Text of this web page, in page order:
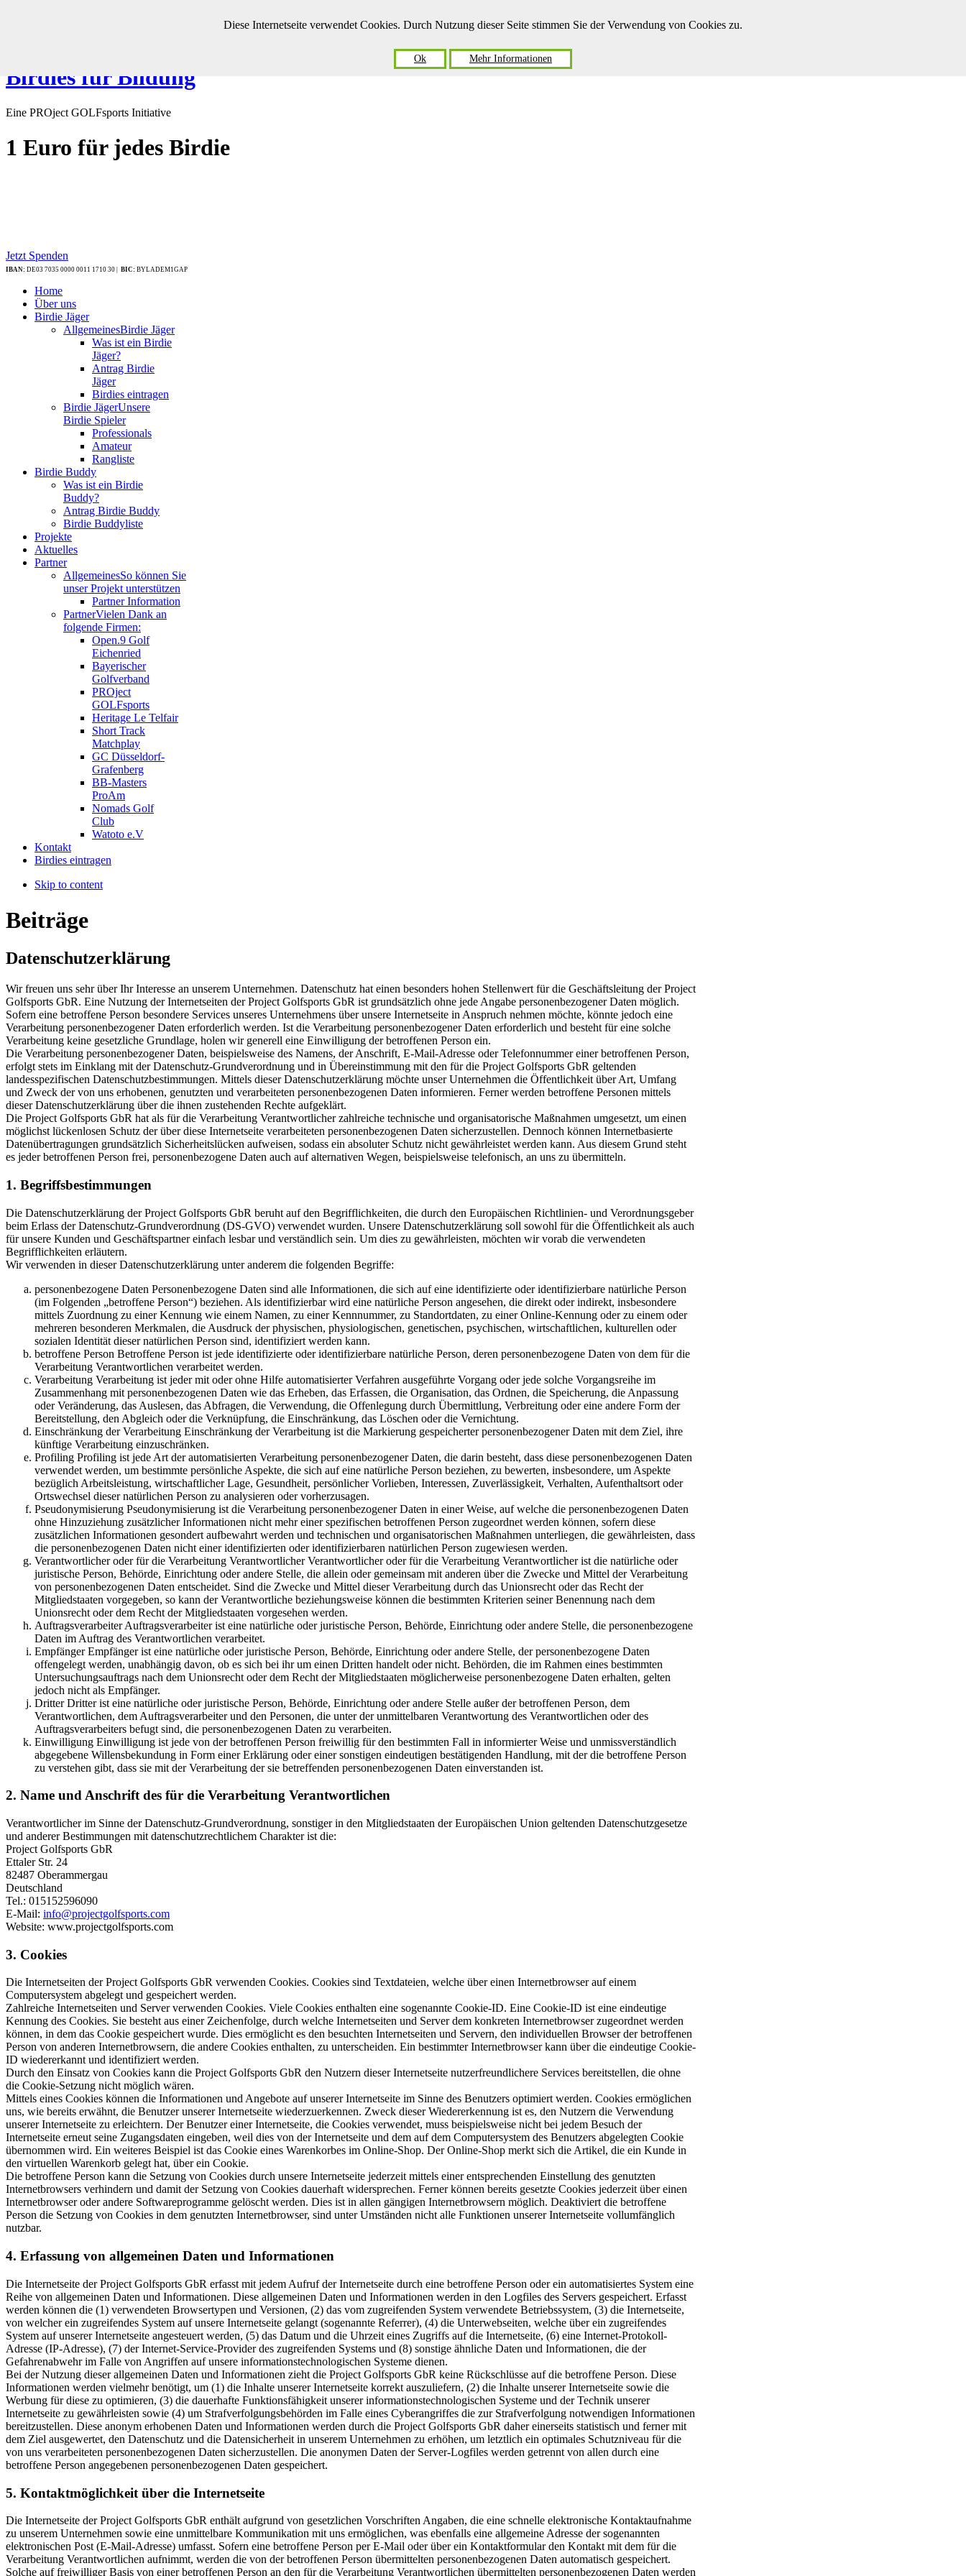
Birdies für Bildung
Eine PROject GOLFsports Initiative
1 Euro für jedes Birdie
Jetzt Spenden
IBAN: DE03 7035 0000 0011 1710 30 | BIC: BYLADEM1GAP
Home
Über uns
Birdie Jäger
AllgemeinesBirdie Jäger
Was ist ein Birdie
Jäger?
Antrag Birdie
Jäger
Birdies eintragen
Birdie JägerUnsere
Birdie Spieler
Professionals
Amateur
Rangliste
Birdie Buddy
Was ist ein Birdie
Buddy?
Antrag Birdie Buddy
Birdie Buddyliste
Projekte
Aktuelles
Partner
AllgemeinesSo können Sie
unser Projekt unterstützen
Partner Information
PartnerVielen Dank an
folgende Firmen:
Open.9 Golf
Eichenried
Bayerischer
Golfverband
PROject
GOLFsports
Heritage Le Telfair
Short Track
Matchplay
GC Düsseldorf-
Grafenberg
BB-Masters
ProAm
Nomads Golf
Club
Watoto e.V
Kontakt
Birdies eintragen
Skip to content
Beiträge
Datenschutzerklärung
Wir freuen uns sehr über Ihr Interesse an unserem Unternehmen. Datenschutz hat einen besonders hohen Stellenwert für die Geschäftsleitung der Project
Golfsports GbR. Eine Nutzung der Internetseiten der Project Golfsports GbR ist grundsätzlich ohne jede Angabe personenbezogener Daten möglich.
Sofern eine betroffene Person besondere Services unseres Unternehmens über unsere Internetseite in Anspruch nehmen möchte, könnte jedoch eine
Verarbeitung personenbezogener Daten erforderlich werden. Ist die Verarbeitung personenbezogener Daten erforderlich und besteht für eine solche
Verarbeitung keine gesetzliche Grundlage, holen wir generell eine Einwilligung der betroffenen Person ein.
Die Verarbeitung personenbezogener Daten, beispielsweise des Namens, der Anschrift, E-Mail-Adresse oder Telefonnummer einer betroffenen Person,
erfolgt stets im Einklang mit der Datenschutz-Grundverordnung und in Übereinstimmung mit den für die Project Golfsports GbR geltenden
landesspezifischen Datenschutzbestimmungen. Mittels dieser Datenschutzerklärung möchte unser Unternehmen die Öffentlichkeit über Art, Umfang
und Zweck der von uns erhobenen, genutzten und verarbeiteten personenbezogenen Daten informieren. Ferner werden betroffene Personen mittels
dieser Datenschutzerklärung über die ihnen zustehenden Rechte aufgeklärt.
Die Project Golfsports GbR hat als für die Verarbeitung Verantwortlicher zahlreiche technische und organisatorische Maßnahmen umgesetzt, um einen
möglichst lückenlosen Schutz der über diese Internetseite verarbeiteten personenbezogenen Daten sicherzustellen. Dennoch können Internetbasierte
Datenübertragungen grundsätzlich Sicherheitslücken aufweisen, sodass ein absoluter Schutz nicht gewährleistet werden kann. Aus diesem Grund steht
es jeder betroffenen Person frei, personenbezogene Daten auch auf alternativen Wegen, beispielsweise telefonisch, an uns zu übermitteln.
1. Begriffsbestimmungen
Die Datenschutzerklärung der Project Golfsports GbR beruht auf den Begrifflichkeiten, die durch den Europäischen Richtlinien- und Verordnungsgeber
beim Erlass der Datenschutz-Grundverordnung (DS-GVO) verwendet wurden. Unsere Datenschutzerklärung soll sowohl für die Öffentlichkeit als auch
für unsere Kunden und Geschäftspartner einfach lesbar und verständlich sein. Um dies zu gewährleisten, möchten wir vorab die verwendeten
Begrifflichkeiten erläutern.
Wir verwenden in dieser Datenschutzerklärung unter anderem die folgenden Begriffe:
personenbezogene Daten Personenbezogene Daten sind alle Informationen, die sich auf eine identifizierte oder identifizierbare natürliche Person
(im Folgenden „betroffene Person“) beziehen. Als identifizierbar wird eine natürliche Person angesehen, die direkt oder indirekt, insbesondere
mittels Zuordnung zu einer Kennung wie einem Namen, zu einer Kennnummer, zu Standortdaten, zu einer Online-Kennung oder zu einem oder
mehreren besonderen Merkmalen, die Ausdruck der physischen, physiologischen, genetischen, psychischen, wirtschaftlichen, kulturellen oder
sozialen Identität dieser natürlichen Person sind, identifiziert werden kann.
betroffene Person Betroffene Person ist jede identifizierte oder identifizierbare natürliche Person, deren personenbezogene Daten von dem für die
Verarbeitung Verantwortlichen verarbeitet werden.
Verarbeitung Verarbeitung ist jeder mit oder ohne Hilfe automatisierter Verfahren ausgeführte Vorgang oder jede solche Vorgangsreihe im
Zusammenhang mit personenbezogenen Daten wie das Erheben, das Erfassen, die Organisation, das Ordnen, die Speicherung, die Anpassung
oder Veränderung, das Auslesen, das Abfragen, die Verwendung, die Offenlegung durch Übermittlung, Verbreitung oder eine andere Form der
Bereitstellung, den Abgleich oder die Verknüpfung, die Einschränkung, das Löschen oder die Vernichtung.
Einschränkung der Verarbeitung Einschränkung der Verarbeitung ist die Markierung gespeicherter personenbezogener Daten mit dem Ziel, ihre
künftige Verarbeitung einzuschränken.
Profiling Profiling ist jede Art der automatisierten Verarbeitung personenbezogener Daten, die darin besteht, dass diese personenbezogenen Daten
verwendet werden, um bestimmte persönliche Aspekte, die sich auf eine natürliche Person beziehen, zu bewerten, insbesondere, um Aspekte
bezüglich Arbeitsleistung, wirtschaftlicher Lage, Gesundheit, persönlicher Vorlieben, Interessen, Zuverlässigkeit, Verhalten, Aufenthaltsort oder
Ortswechsel dieser natürlichen Person zu analysieren oder vorherzusagen.
Pseudonymisierung Pseudonymisierung ist die Verarbeitung personenbezogener Daten in einer Weise, auf welche die personenbezogenen Daten
ohne Hinzuziehung zusätzlicher Informationen nicht mehr einer spezifischen betroffenen Person zugeordnet werden können, sofern diese
zusätzlichen Informationen gesondert aufbewahrt werden und technischen und organisatorischen Maßnahmen unterliegen, die gewährleisten, dass
die personenbezogenen Daten nicht einer identifizierten oder identifizierbaren natürlichen Person zugewiesen werden.
Verantwortlicher oder für die Verarbeitung Verantwortlicher Verantwortlicher oder für die Verarbeitung Verantwortlicher ist die natürliche oder
juristische Person, Behörde, Einrichtung oder andere Stelle, die allein oder gemeinsam mit anderen über die Zwecke und Mittel der Verarbeitung
von personenbezogenen Daten entscheidet. Sind die Zwecke und Mittel dieser Verarbeitung durch das Unionsrecht oder das Recht der
Mitgliedstaaten vorgegeben, so kann der Verantwortliche beziehungsweise können die bestimmten Kriterien seiner Benennung nach dem
Unionsrecht oder dem Recht der Mitgliedstaaten vorgesehen werden.
Auftragsverarbeiter Auftragsverarbeiter ist eine natürliche oder juristische Person, Behörde, Einrichtung oder andere Stelle, die personenbezogene
Daten im Auftrag des Verantwortlichen verarbeitet.
Empfänger Empfänger ist eine natürliche oder juristische Person, Behörde, Einrichtung oder andere Stelle, der personenbezogene Daten
offengelegt werden, unabhängig davon, ob es sich bei ihr um einen Dritten handelt oder nicht. Behörden, die im Rahmen eines bestimmten
Untersuchungsauftrags nach dem Unionsrecht oder dem Recht der Mitgliedstaaten möglicherweise personenbezogene Daten erhalten, gelten
jedoch nicht als Empfänger.
Dritter Dritter ist eine natürliche oder juristische Person, Behörde, Einrichtung oder andere Stelle außer der betroffenen Person, dem
Verantwortlichen, dem Auftragsverarbeiter und den Personen, die unter der unmittelbaren Verantwortung des Verantwortlichen oder des
Auftragsverarbeiters befugt sind, die personenbezogenen Daten zu verarbeiten.
Einwilligung Einwilligung ist jede von der betroffenen Person freiwillig für den bestimmten Fall in informierter Weise und unmissverständlich
abgegebene Willensbekundung in Form einer Erklärung oder einer sonstigen eindeutigen bestätigenden Handlung, mit der die betroffene Person
zu verstehen gibt, dass sie mit der Verarbeitung der sie betreffenden personenbezogenen Daten einverstanden ist.
2. Name und Anschrift des für die Verarbeitung Verantwortlichen
Verantwortlicher im Sinne der Datenschutz-Grundverordnung, sonstiger in den Mitgliedstaaten der Europäischen Union geltenden Datenschutzgesetze
und anderer Bestimmungen mit datenschutzrechtlichem Charakter ist die:
Project Golfsports GbR
Ettaler Str. 24
82487 Oberammergau
Deutschland
Tel.: 015152596090
E-Mail: info@projectgolfsports.com
Website: www.projectgolfsports.com
3. Cookies
Die Internetseiten der Project Golfsports GbR verwenden Cookies. Cookies sind Textdateien, welche über einen Internetbrowser auf einem
Computersystem abgelegt und gespeichert werden.
Zahlreiche Internetseiten und Server verwenden Cookies. Viele Cookies enthalten eine sogenannte Cookie-ID. Eine Cookie-ID ist eine eindeutige
Kennung des Cookies. Sie besteht aus einer Zeichenfolge, durch welche Internetseiten und Server dem konkreten Internetbrowser zugeordnet werden
können, in dem das Cookie gespeichert wurde. Dies ermöglicht es den besuchten Internetseiten und Servern, den individuellen Browser der betroffenen
Person von anderen Internetbrowsern, die andere Cookies enthalten, zu unterscheiden. Ein bestimmter Internetbrowser kann über die eindeutige Cookie-
ID wiedererkannt und identifiziert werden.
Durch den Einsatz von Cookies kann die Project Golfsports GbR den Nutzern dieser Internetseite nutzerfreundlichere Services bereitstellen, die ohne
die Cookie-Setzung nicht möglich wären.
Mittels eines Cookies können die Informationen und Angebote auf unserer Internetseite im Sinne des Benutzers optimiert werden. Cookies ermöglichen
uns, wie bereits erwähnt, die Benutzer unserer Internetseite wiederzuerkennen. Zweck dieser Wiedererkennung ist es, den Nutzern die Verwendung
unserer Internetseite zu erleichtern. Der Benutzer einer Internetseite, die Cookies verwendet, muss beispielsweise nicht bei jedem Besuch der
Internetseite erneut seine Zugangsdaten eingeben, weil dies von der Internetseite und dem auf dem Computersystem des Benutzers abgelegten Cookie
übernommen wird. Ein weiteres Beispiel ist das Cookie eines Warenkorbes im Online-Shop. Der Online-Shop merkt sich die Artikel, die ein Kunde in
den virtuellen Warenkorb gelegt hat, über ein Cookie.
Die betroffene Person kann die Setzung von Cookies durch unsere Internetseite jederzeit mittels einer entsprechenden Einstellung des genutzten
Internetbrowsers verhindern und damit der Setzung von Cookies dauerhaft widersprechen. Ferner können bereits gesetzte Cookies jederzeit über einen
Internetbrowser oder andere Softwareprogramme gelöscht werden. Dies ist in allen gängigen Internetbrowsern möglich. Deaktiviert die betroffene
Person die Setzung von Cookies in dem genutzten Internetbrowser, sind unter Umständen nicht alle Funktionen unserer Internetseite vollumfänglich
nutzbar.
4. Erfassung von allgemeinen Daten und Informationen
Die Internetseite der Project Golfsports GbR erfasst mit jedem Aufruf der Internetseite durch eine betroffene Person oder ein automatisiertes System eine
Reihe von allgemeinen Daten und Informationen. Diese allgemeinen Daten und Informationen werden in den Logfiles des Servers gespeichert. Erfasst
werden können die (1) verwendeten Browsertypen und Versionen, (2) das vom zugreifenden System verwendete Betriebssystem, (3) die Internetseite,
von welcher ein zugreifendes System auf unsere Internetseite gelangt (sogenannte Referrer), (4) die Unterwebseiten, welche über ein zugreifendes
System auf unserer Internetseite angesteuert werden, (5) das Datum und die Uhrzeit eines Zugriffs auf die Internetseite, (6) eine Internet-Protokoll-
Adresse (IP-Adresse), (7) der Internet-Service-Provider des zugreifenden Systems und (8) sonstige ähnliche Daten und Informationen, die der
Gefahrenabwehr im Falle von Angriffen auf unsere informationstechnologischen Systeme dienen.
Bei der Nutzung dieser allgemeinen Daten und Informationen zieht die Project Golfsports GbR keine Rückschlüsse auf die betroffene Person. Diese
Informationen werden vielmehr benötigt, um (1) die Inhalte unserer Internetseite korrekt auszuliefern, (2) die Inhalte unserer Internetseite sowie die
Werbung für diese zu optimieren, (3) die dauerhafte Funktionsfähigkeit unserer informationstechnologischen Systeme und der Technik unserer
Internetseite zu gewährleisten sowie (4) um Strafverfolgungsbehörden im Falle eines Cyberangriffes die zur Strafverfolgung notwendigen Informationen
bereitzustellen. Diese anonym erhobenen Daten und Informationen werden durch die Project Golfsports GbR daher einerseits statistisch und ferner mit
dem Ziel ausgewertet, den Datenschutz und die Datensicherheit in unserem Unternehmen zu erhöhen, um letztlich ein optimales Schutzniveau für die
von uns verarbeiteten personenbezogenen Daten sicherzustellen. Die anonymen Daten der Server-Logfiles werden getrennt von allen durch eine
betroffene Person angegebenen personenbezogenen Daten gespeichert.
5. Kontaktmöglichkeit über die Internetseite
Die Internetseite der Project Golfsports GbR enthält aufgrund von gesetzlichen Vorschriften Angaben, die eine schnelle elektronische Kontaktaufnahme
zu unserem Unternehmen sowie eine unmittelbare Kommunikation mit uns ermöglichen, was ebenfalls eine allgemeine Adresse der sogenannten
elektronischen Post (E-Mail-Adresse) umfasst. Sofern eine betroffene Person per E-Mail oder über ein Kontaktformular den Kontakt mit dem für die
Verarbeitung Verantwortlichen aufnimmt, werden die von der betroffenen Person übermittelten personenbezogenen Daten automatisch gespeichert.
Solche auf freiwilliger Basis von einer betroffenen Person an den für die Verarbeitung Verantwortlichen übermittelten personenbezogenen Daten werden
Diese Internetseite verwendet Cookies. Durch Nutzung dieser Seite stimmen Sie der Verwendung von Cookies zu.
Ok Mehr Informationen